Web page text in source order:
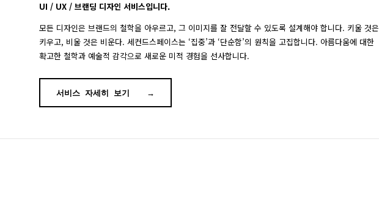
UI / UX / 브랜딩 디자인 서비스입니다.
모든 디자인은 브랜드의 철학을 아우르고, 그 이미지를 잘 전달할 수 있도록 설계해야 합니다. 키울 것은
키우고, 비울 것은 비운다. 세컨드스페이스는 ‘집중’과 ‘단순함’의 원칙을 고집합니다. 아름다움에 대한
확고한 철학과 예술적 감각으로 새로운 미적 경험을 선사합니다.
서비스 자세히 보기 →